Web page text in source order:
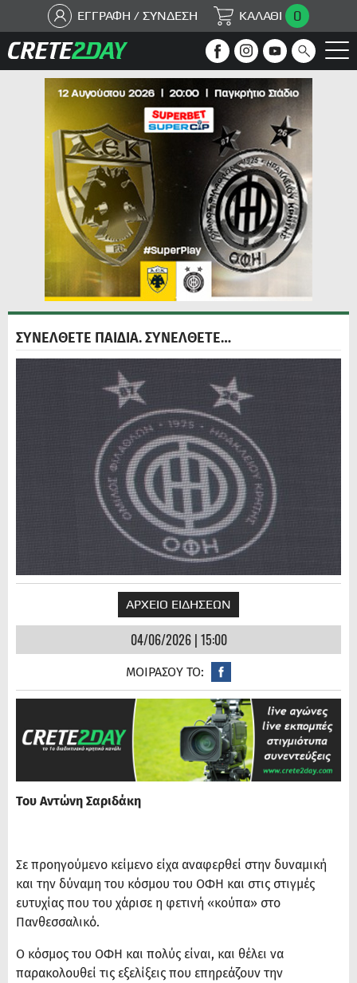
ΕΓΓΡΑΦΗ / ΣΥΝΔΕΣΗ ΚΑΛΑΘΙ 0
ΣΥΝΕΛΘΕΤΕ ΠΑΙΔΙΑ. ΣΥΝΕΛΘΕΤΕ…
ΑΡΧΕΙΟ ΕΙΔΗΣΕΩΝ
04/06/2026 | 15:00
ΜΟΙΡΑΣΟΥ ΤΟ:
Του Αντώνη Σαριδάκη
Σε προηγούμενο κείμενο είχα αναφερθεί στην δυναμική
και την δύναμη του κόσμου του ΟΦΗ και στις στιγμές
ευτυχίας που του χάρισε η φετινή «κούπα» στο
Πανθεσσαλικό.
Ο κόσμος του ΟΦΗ και πολύς είναι, και θέλει να
παρακολουθεί τις εξελίξεις που επηρεάζουν την